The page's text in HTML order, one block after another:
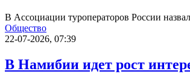
В Ассоциации туроператоров России
Общество
22-07-2026, 07:39
В Намибии идет рост